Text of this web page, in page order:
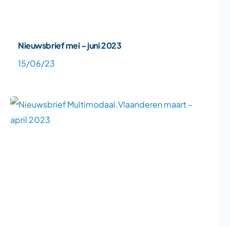
Nieuwsbrief mei – juni 2023
15/06/23